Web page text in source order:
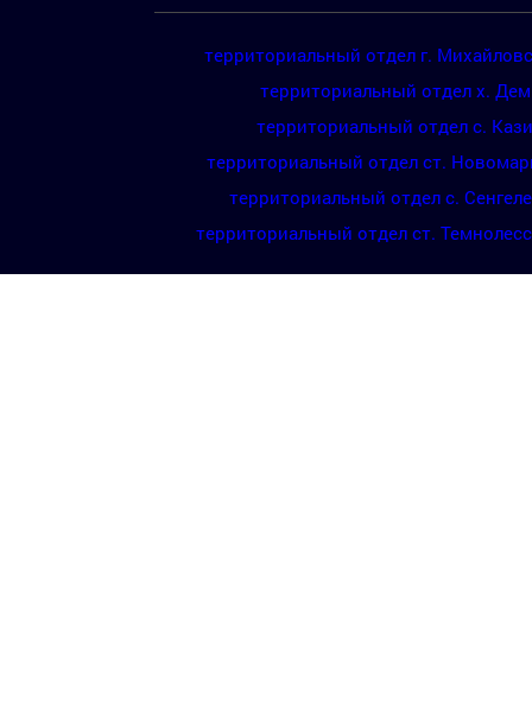
территориальный отдел г.
территориальный отдел х.
территориальный отдел с.
территориальный отдел ст.
территориальный отдел с.
территориальный отдел ст.